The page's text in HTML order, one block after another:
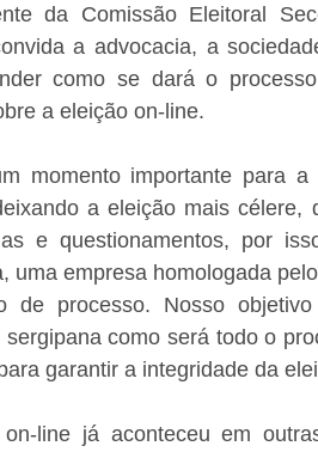
da Comissão Eleitoral
a advocacia, a
como se dará o
a eleição on-line.
momento importante para
a eleição mais célere,
e questionamentos, por
uma empresa homologada
de processo. Nosso
sergipana como será todo o
garantir a integridade da
line já aconteceu em